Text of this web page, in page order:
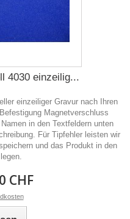
4030 einzeilig...
einzeiliger Gravur nach Ihren
Magnetverschluss
in den Textfeldern unten
Für Tipfehler leisten wir
und das Produkt in den
CHF